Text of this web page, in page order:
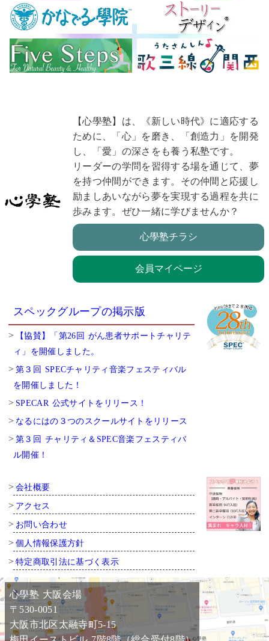
【心學塾】は、《新しい時代》に適応する
ために、「心」を磨き、「創造力」を開発
し、「愛」の深さをも養う私塾です。
リーダーの学問を習得する場を通じて、夢
を持つ仲間ができます。その仲間と応援し
励ましあいながら夢を実現する過程を共に
歩みます。ぜひ一緒に学びませんか？
心學塾チラシ
会員マイページ
スペックグループの掲示版
【協賛】「第26回 がん患者サポートチャリテ
ィ」を開催しました。
第３回 SPECチャリティ音楽フェスティバル
を開催しました！
SPECAR 公式サイトをリリース！
なるにはの３つのスクールサイトをリリース
第３回 チャリティ＆SPEC音楽フェスティバ
ル開催！
会社概要
アクセス
お問い合わせ
個人情報保護方針
特定商取引法に基づく表示
心學塾 大阪会場
〒530-0051
大阪市北区太融寺町5-15